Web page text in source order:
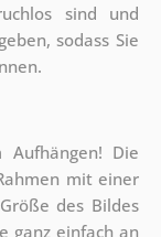
sind und
sodass Sie
Die
mit einer
des Bildes
ganz einfach an